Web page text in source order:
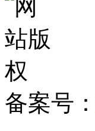
备案号：